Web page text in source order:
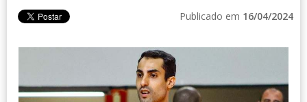
Publicado em 16/04/2024